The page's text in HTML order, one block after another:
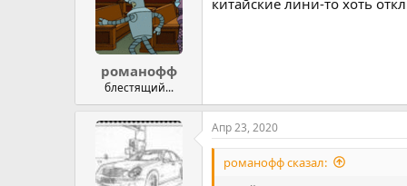
и
романофф
блестящий...
китайские лини-то хоть
Апр 23, 2020
романофф сказал: